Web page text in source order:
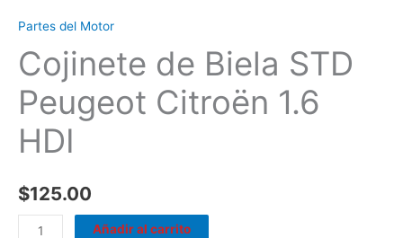
Partes del Motor
Cojinete de Biela STD
Peugeot Citroën 1.6
HDI
$125.00
Añadir al carrito